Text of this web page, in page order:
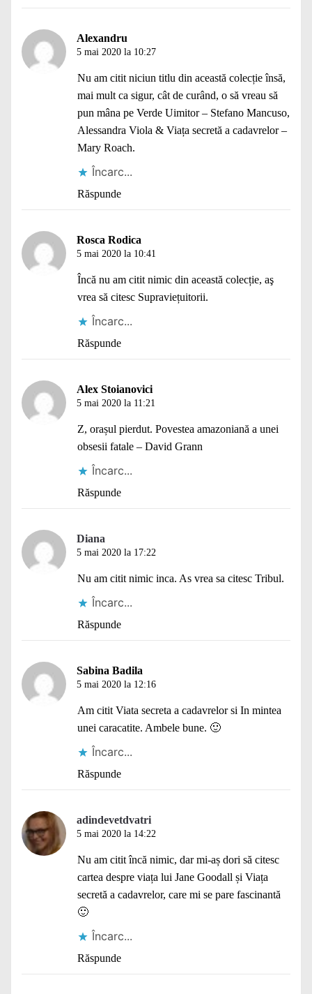
Alexandru
5 mai 2020 la 10:27
Nu am citit niciun titlu din această colecție însă,
mai mult ca sigur, cât de curând, o să vreau să
pun mâna pe Verde Uimitor – Stefano Mancuso,
Alessandra Viola & Viața secretă a cadavrelor –
Mary Roach.
Încarc...
Răspunde
Rosca Rodica
5 mai 2020 la 10:41
Încă nu am citit nimic din această colecție, aş
vrea să citesc Supraviețuitorii.
Încarc...
Răspunde
Alex Stoianovici
5 mai 2020 la 11:21
Z, orașul pierdut. Povestea amazoniană a unei
obsesii fatale – David Grann
Încarc...
Răspunde
Diana
5 mai 2020 la 17:22
Nu am citit nimic inca. As vrea sa citesc Tribul.
Încarc...
Răspunde
Sabina Badila
5 mai 2020 la 12:16
Am citit Viata secreta a cadavrelor si In mintea
unei caracatite. Ambele bune. 🙂
Încarc...
Răspunde
adindevetdvatri
5 mai 2020 la 14:22
Nu am citit încă nimic, dar mi-aș dori să citesc
cartea despre viața lui Jane Goodall și Viața
secretă a cadavrelor, care mi se pare fascinantă
🙂
Încarc...
Răspunde